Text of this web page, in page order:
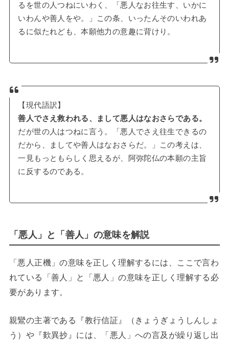
るを世の人つねにいわく、「悪人なお往生す、いかに
いわんや善人をや。」この条、いったんそのいわれあ
るに似たれども、本願他力の意趣に背けり。
【現代語訳】
善人でさえ救われる、まして悪人はなおさらである。
だが世の人はつねに言う。「悪人でさえ往生できるの
だから、ましてや善人はなおさらだ。」この考えは、
一見もっともらしく思えるが、阿弥陀仏の本願の主旨
に反するのである。
「悪人」と「善人」の意味を解説
「悪人正機」の意味を正しく理解するには、ここで言わ
れている「善人」と「悪人」の意味を正しく理解する必
要があります。
親鸞の主著である『教行信証』（きょうぎょうしんしょ
う）や『歎異抄』には、「悪人」への言及が繰り返し出